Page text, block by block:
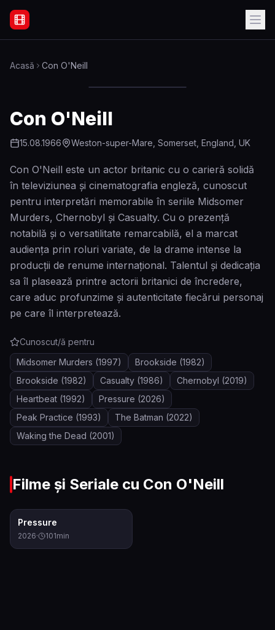
Filme Online Subtitrate - Acasă
Acasă Con O'Neill
Con O'Neill
15.08.1966 Weston-super-Mare, Somerset, England, UK
Con O'Neill este un actor britanic cu o carieră solidă
în televiziunea și cinematografia engleză, cunoscut
pentru interpretări memorabile în seriile Midsomer
Murders, Chernobyl și Casualty. Cu o prezență
notabilă și o versatilitate remarcabilă, el a marcat
audiența prin roluri variate, de la drame intense la
producții de renume internațional. Talentul și dedicația
sa îl plasează printre actorii britanici de încredere,
care aduc profunzime și autenticitate fiecărui personaj
pe care îl interpretează.
Cunoscut/ă pentru
Midsomer Murders (1997) Brookside (1982)
Brookside (1982) Casualty (1986) Chernobyl (2019)
Heartbeat (1992) Pressure (2026)
Peak Practice (1993) The Batman (2022)
Waking the Dead (2001)
Filme și Seriale cu Con O'Neill
Pressure
2026· 101min